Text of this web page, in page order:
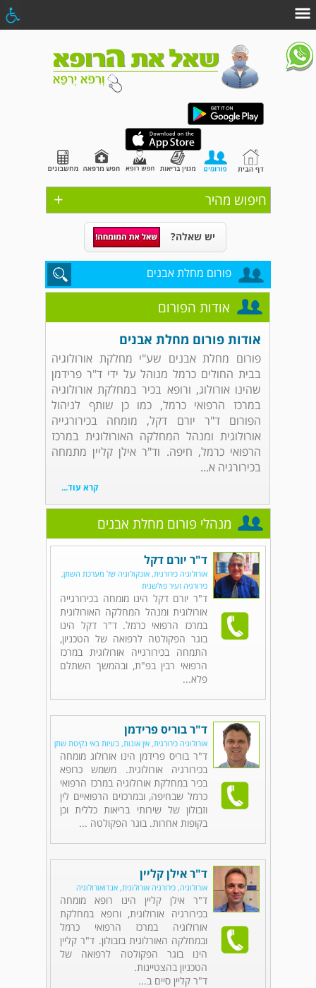
+ חיפוש מהיר
יש שאלה?
פורום מחלת אבנים
אודות הפורום
אודות פורום מחלת אבנים
פורום מחלת אבנים שע"י מחלקת אורולוגיה
בבית החולים כרמל מנוהל על ידי ד"ר פרידמן
שהינו אורולוג, ורופא בכיר במחלקת אורולוגיה
במרכז הרפואי כרמל, כמו כן שותף לניהול
הפורום ד"ר יורם דקל, מומחה בכירורגייה
אורולוגית ומנהל המחלקה האורולוגית במרכז
הרפואי כרמל, חיפה. וד"ר אילן קליין מתמחה
בכירורגיה א...
קרא עוד...
מנהלי פורום מחלת אבנים
ד"ר יורם דקל
אורולוגיה כירורגית, אונקולוגיה של מערכת השתן,
כירורגיה זעיר פולשנית
ד"ר יורם דקל הינו מומחה בכירורגייה
אורולוגית ומנהל המחלקה האורולוגית
במרכז הרפואי כרמל. ד"ר דקל הינו
בוגר הפקולטה לרפואה של הטכניון,
התמחה בכירורגייה אורולוגית במרכז
הרפואי רבין בפ"ת, ובהמשך השתלם
פלא...
ד"ר בוריס פרידמן
אורולוגיה כירורגית, אין אונות, בעיות באי נקיטת שתן
ד"ר בוריס פרידמן הינו אורולוג מומחה
בכירורגיה אורולוגית. משמש כרופא
בכיר במחלקת אורולוגיה במרכז הרפואי
כרמל שבחיפה, ובמרכזים הרפואיים לין
וזבולון של שירותי בריאות כללית וכן
בקופות אחרות. בוגר הפקולטה ...
ד"ר אילן קליין
אורולוגיה, כירורגיה אורולוגית, אנדואורולוגיה
ד"ר אילן קליין הינו רופא מומחה
בכירורגיה אורולוגית, ורופא במחלקת
אורולוגיה במרכז הרפואי כרמל
ובמחלקה האורלוגית בזבולון. ד"ר קליין
הינו בוגר הפקולטה לרפואה של
הטכניון בהצטיינות.
ד"ר קליין סיים ב...